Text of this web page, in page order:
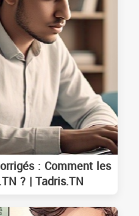
: Comment les
? | Tadris.TN